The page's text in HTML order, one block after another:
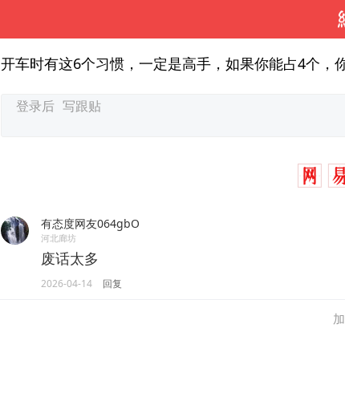
开车时有这6个习惯，一定是高手，如果你能占4个，
有态度网友064gbO
河北廊坊
废话太多
2026-04-14 回复